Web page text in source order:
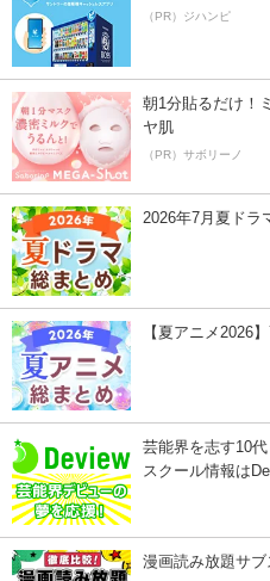
（PR）ジハンピ
朝1分貼るだけ！
ヤ肌
（PR）サボリーノ
2026年7月夏ドラ
【夏アニメ2026
芸能界を志す10
スクール情報は
漫画読み放題サブ